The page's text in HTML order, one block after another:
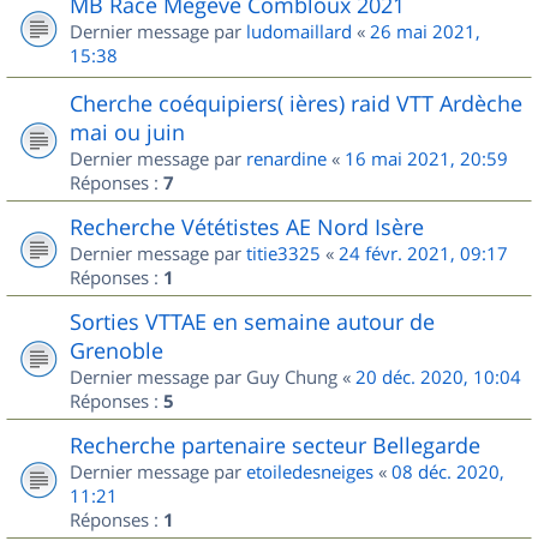
Dernier message par ludomaillard « 26 mai 2021,
15:38
Cherche coéquipiers( ières) raid VTT Ardèche
mai ou juin
Dernier message par renardine « 16 mai 2021, 20:59
Réponses : 7
Recherche Vététistes AE Nord Isère
Dernier message par titie3325 « 24 févr. 2021, 09:17
Réponses : 1
Sorties VTTAE en semaine autour de
Grenoble
Dernier message par Guy Chung « 20 déc. 2020, 10:04
Réponses : 5
Recherche partenaire secteur Bellegarde
Dernier message par etoiledesneiges « 08 déc. 2020,
11:21
Réponses : 1